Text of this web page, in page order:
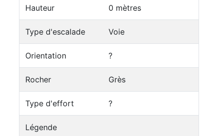
Hauteur 0 mètres
Type d'escalade Voie
Orientation ?
Rocher Grès
Type d'effort ?
Légende